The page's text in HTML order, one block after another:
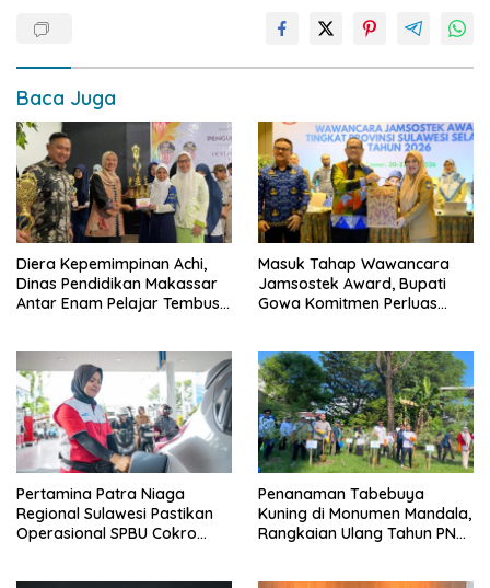
Baca Juga
Diera Kepemimpinan Achi,
Dinas Pendidikan Makassar
Antar Enam Pelajar Tembus
Masuk Tahap Wawancara
Jamsostek Award, Bupati
Gowa Komitmen Perluas
Pertamina Patra Niaga
Regional Sulawesi Pastikan
Operasional SPBU Cokro
Penanaman Tabebuya
Kuning di Monumen Mandala,
Rangkaian Ulang Tahun PNM